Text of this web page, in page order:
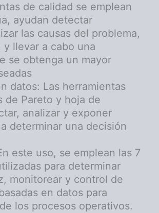
de calidad se emplean
ayudan detectar
las causas del problema,
llevar a cabo una
se obtenga un mayor
datos: Las herramientas
de Pareto y hoja de
analizar y exponer
determinar una decisión
este uso, se emplean las 7
para determinar
monitorear y control de
en datos para
los procesos operativos.